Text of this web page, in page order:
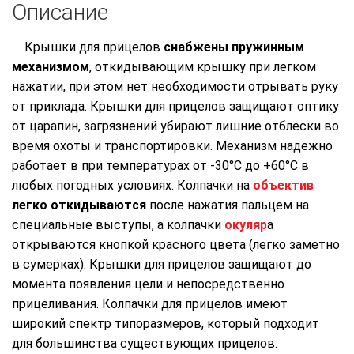
Описание
Крышки для прицелов снабжены пружинным
механизмом, откидывающим крышку при легком
нажатии, при этом нет необходимости отрывать руку
от приклада. Крышки для прицелов защищают оптику
от царапин, загрязнений убирают лишние отблески во
время охоты и транспортировки. Механизм надежно
работает в при температурах от -30°С до +60°С в
любых погодных условиях. Колпачки на объектив
легко откидываются после нажатия пальцем на
специальные выступы, а колпачки окуляра
открываются кнопкой красного цвета (легко заметно
в сумерках). Крышки для прицелов защищают до
момента появления цели и непосредственно
прицеливания. Колпачки для прицелов имеют
широкий спектр типоразмеров, который подходит
для большинства существующих прицелов.